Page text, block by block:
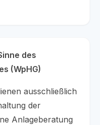
des
(WpHG)
ausschließlich
der
Anlageberatung